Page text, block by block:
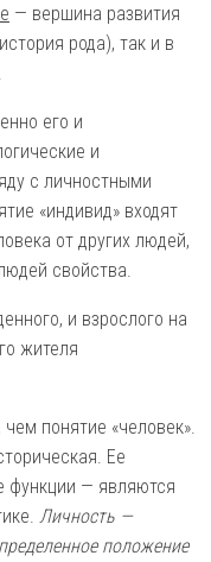
— вершина развития
рода), так и в
его и
и
с личностными
«индивид» входят
от других людей,
свойства.
и взрослого на
жителя
понятие «человек».
Ее
функции — являются
Личность —
положение